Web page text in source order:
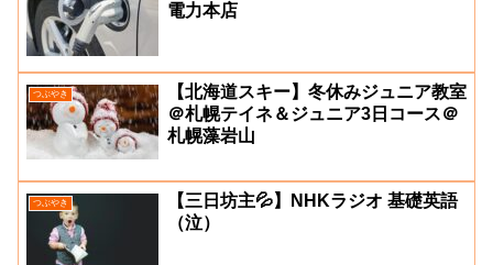
電力本店
つぶやき
【北海道スキー】冬休みジュニア教室
＠札幌テイネ＆ジュニア3日コース＠
札幌藻岩山
つぶやき
【三日坊主💦】NHKラジオ 基礎英語
（泣）